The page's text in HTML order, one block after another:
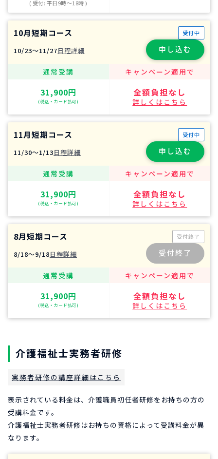
( 受付: 平日9時〜18時 )
10月短期コース
10/23〜11/27日程詳細
受付中
申し込む
通常受講
31,900円
(税込・カード払可)
キャンペーン適用で
全額負担なし
詳しくはこちら
11月短期コース
11/30〜1/13日程詳細
受付中
申し込む
通常受講
31,900円
(税込・カード払可)
キャンペーン適用で
全額負担なし
詳しくはこちら
8月短期コース
8/18〜9/18日程詳細
受付終了
受付終了
通常受講
31,900円
(税込・カード払可)
キャンペーン適用で
全額負担なし
詳しくはこちら
介護福祉士実務者研修
実務者研修の講座詳細はこちら
表示されている料金は、介護職員初任者研修をお持ちの方の
受講料金です。
介護福祉士実務者研修はお持ちの資格によって受講料金が異
なります。